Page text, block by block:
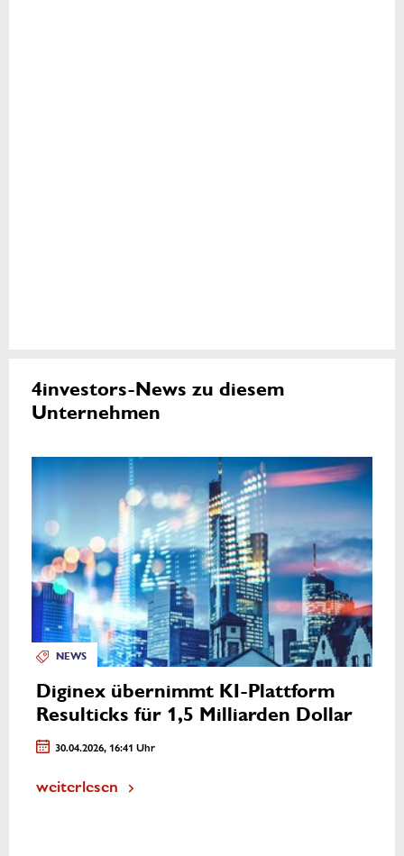
4investors-News zu diesem
Unternehmen
NEWS
Diginex übernimmt KI-Plattform
Resulticks für 1,5 Milliarden Dollar
30.04.2026, 16:41 Uhr
weiterlesen